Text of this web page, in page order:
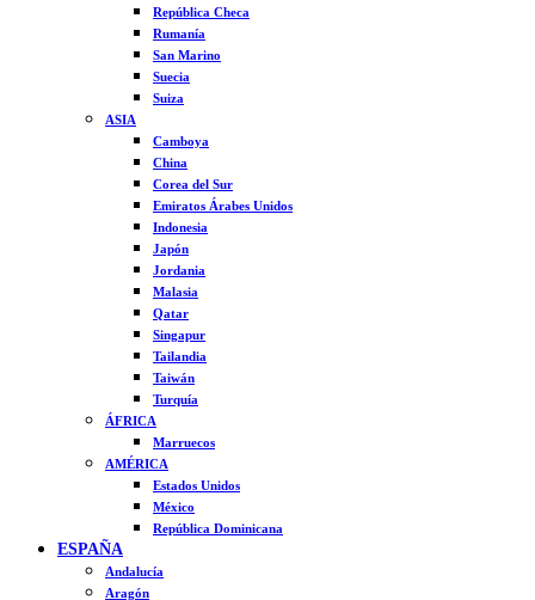
República Checa
Rumanía
San Marino
Suecia
Suiza
ASIA
Camboya
China
Corea del Sur
Emiratos Árabes Unidos
Indonesia
Japón
Jordania
Malasia
Qatar
Singapur
Tailandia
Taiwán
Turquía
ÁFRICA
Marruecos
AMÉRICA
Estados Unidos
México
República Dominicana
ESPAÑA
Andalucía
Aragón